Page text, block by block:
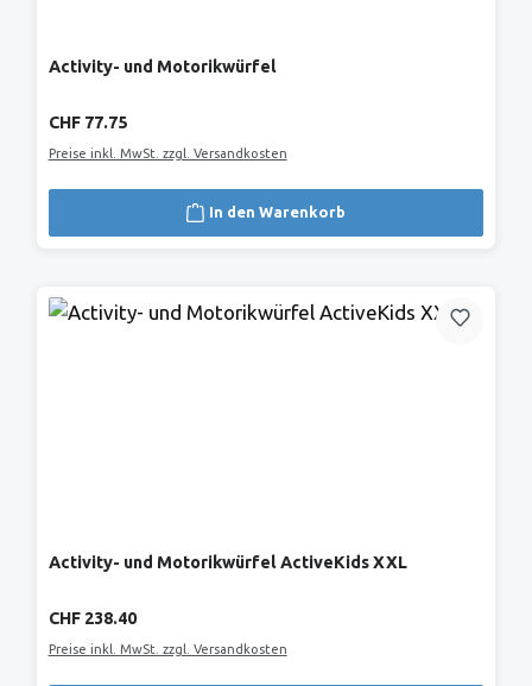
Activity- und Motorikwürfel
Regulärer Preis:
CHF 77.75
Preise inkl. MwSt. zzgl. Versandkosten
In den Warenkorb
Activity- und Motorikwürfel ActiveKids XXL
Regulärer Preis:
CHF 238.40
Preise inkl. MwSt. zzgl. Versandkosten